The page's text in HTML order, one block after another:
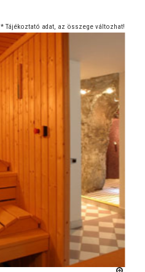
* Tájékoztató adat, az összege változhat!